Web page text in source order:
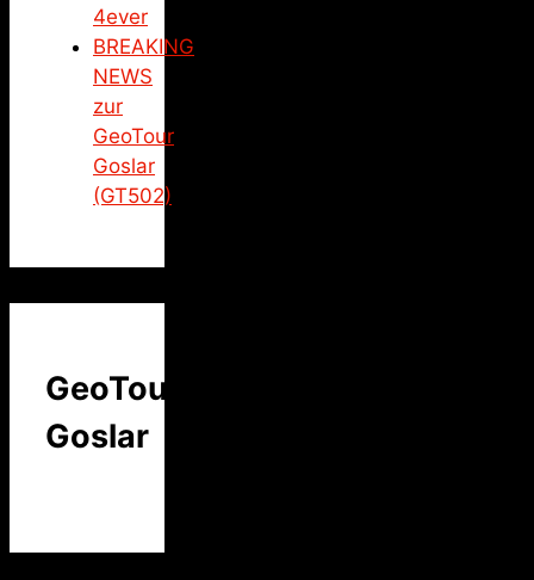
4ever
BREAKING
NEWS
zur
GeoTour
Goslar
(GT502)
GeoTour
Goslar